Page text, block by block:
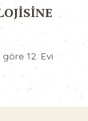
12. Evi